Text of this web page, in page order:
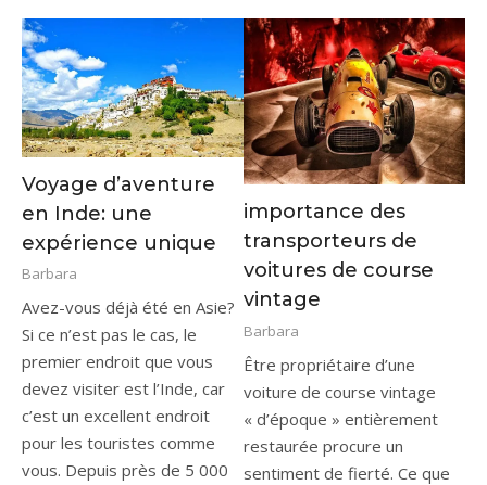
Voyage d’aventure
en Inde: une
expérience unique
Barbara
Avez-vous déjà été en Asie?
Si ce n’est pas le cas, le
premier endroit que vous
devez visiter est l’Inde, car
c’est un excellent endroit
pour les touristes comme
vous. Depuis près de 5 000
importance des
transporteurs de
voitures de course
vintage
Barbara
Être propriétaire d’une
voiture de course vintage
« d’époque » entièrement
restaurée procure un
sentiment de fierté. Ce que